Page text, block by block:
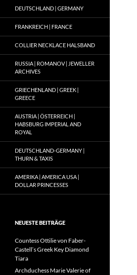
DEUTSCHLAND | GERMANY
FRANKREICH | FRANCE
COLLIER NECKLACE HALSBAND
RUSSIA | ROMANOV | JEWELLER
ARCHIVES
GRIECHENLAND | GREEK |
GREECE
AUSTRIA | ÖSTERREICH |
HABSBURG IMPERIAL AND
ROYAL
DEUTSCHLAND-GERMANY |
THURN & TAXIS
AMERIKA | AMERICA USA |
DOLLAR PRINCESSES
NEUESTE BEITRÄGE
Countess Ottilie von Faber-
Castell’s Greek Key Diamond
Tiara
Archduchess Marie Valerie of